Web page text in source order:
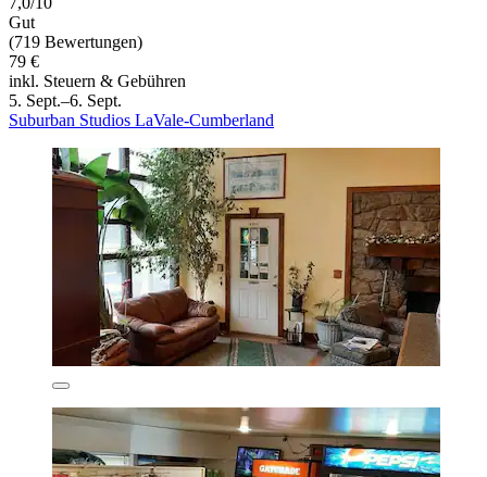
Gut
(719 Bewertungen)
79 €
inkl. Steuern & Gebühren
5. Sept.–6. Sept.
Suburban Studios LaVale-Cumberland